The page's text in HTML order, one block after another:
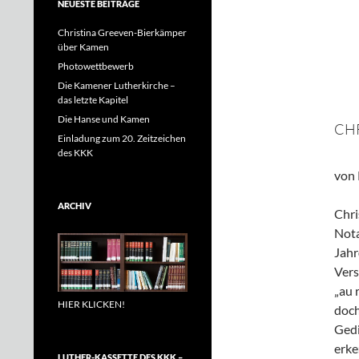
von
„au
NEUESTE BEITRÄGE
Christina Greeven-Bierkämper
über Kamen
Photowettbewerb
Die Kamener Lutherkirche –
das letzte Kapitel
Die Hanse und Kamen
Einladung zum 20. Zeitzeichen
des KKK
ARCHIV
HIER KLICKEN!
LUTHER-KASSETTE DES KKK –